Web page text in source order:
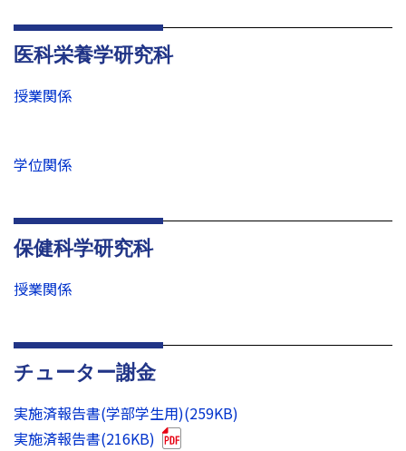
医科栄養学研究科
授業関係
学位関係
保健科学研究科
授業関係
チューター謝金
実施済報告書(学部学生用)(259KB)
実施済報告書(216KB)